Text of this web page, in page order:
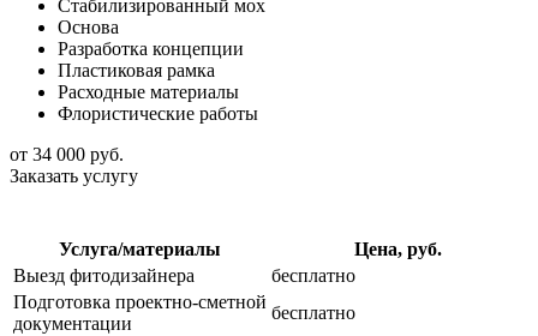
Стабилизированный мох
Основа
Разработка концепции
Пластиковая рамка
Расходные материалы
Флористические работы
от 34 000 руб.
Заказать услугу
Услуга/материалы
Цена, руб.
Выезд фитодизайнера
бесплатно
Подготовка проектно-сметной
документации
бесплатно